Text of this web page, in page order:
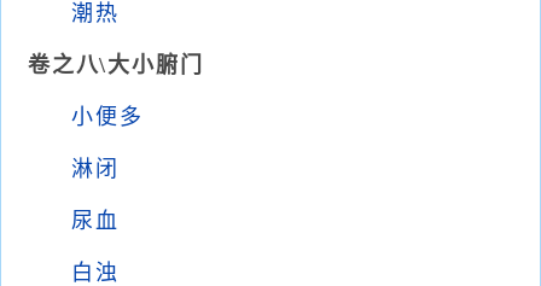
潮热
卷之八\大小腑门
小便多
淋闭
尿血
白浊